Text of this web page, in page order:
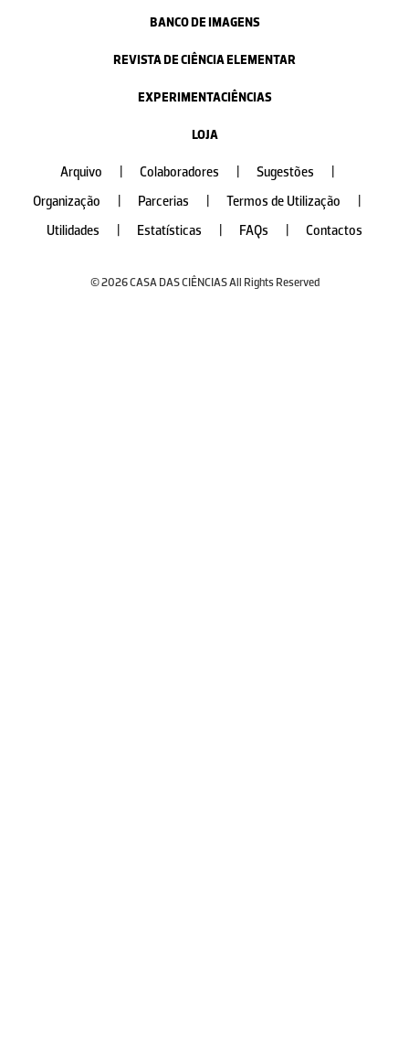
BANCO DE IMAGENS
REVISTA DE CIÊNCIA ELEMENTAR
EXPERIMENTACIÊNCIAS
LOJA
Arquivo Colaboradores Sugestões
Organização
Parcerias Termos de Utilização
Utilidades
Estatísticas FAQs Contactos
© 2026 CASA DAS CIÊNCIAS All Rights Reserved